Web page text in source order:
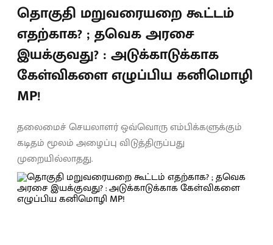
தொகுதி மறுவரையறை கூட்டம்
எதற்காக? ; தவெக அரசை
இயக்குவது? : அடுக்காடுக்காக
கேள்விகளை எழுப்பிய கனிமொழி
MP!
தலைமைச் செயலாளர் ஒவ்வொரு எம்பிக்களுக்கும்
கடிதம் மூலம் அழைப்பு விடுத்திருப்பது
முறையில்லாதது.